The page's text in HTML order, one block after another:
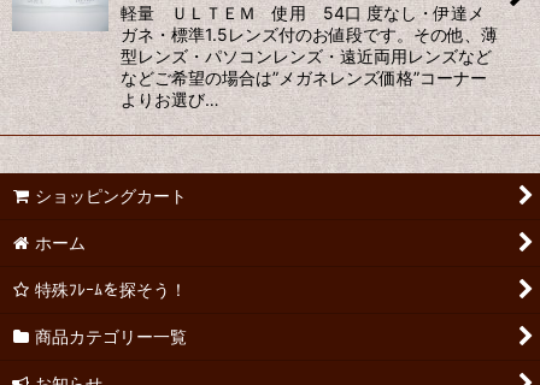
軽量 ＵＬＴＥＭ 使用 54口 度なし・伊達メ
ガネ・標準1.5レンズ付のお値段です。その他、薄
型レンズ・パソコンレンズ・遠近両用レンズなど
などご希望の場合は”メガネレンズ価格”コーナー
よりお選び…
ショッピングカート
ホーム
特殊ﾌﾚｰﾑを探そう！
商品カテゴリー一覧